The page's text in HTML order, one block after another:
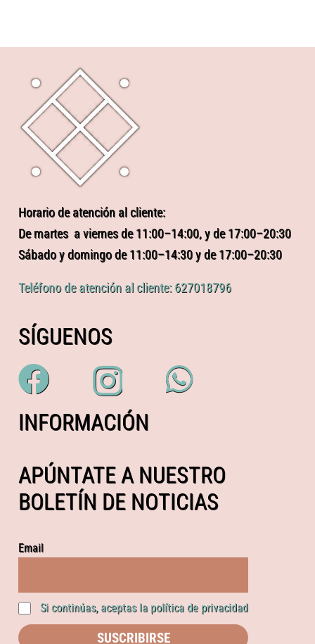
Horario de atención al cliente:
De martes a viernes de 11:00–14:00, y de 17:00–20:30
Sábado y domingo de 11:00–14:30 y de 17:00–20:30
Teléfono de atención al cliente: 627018796
SÍGUENOS
INFORMACIÓN
APÚNTATE A NUESTRO
BOLETÍN DE NOTICIAS
Email
Si continúas, aceptas la política de privacidad